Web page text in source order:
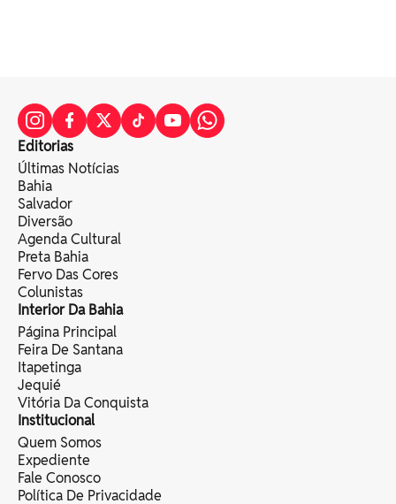
Editorias
Últimas Notícias
Bahia
Salvador
Diversão
Agenda Cultural
Preta Bahia
Fervo Das Cores
Colunistas
Interior Da Bahia
Página Principal
Feira De Santana
Itapetinga
Jequié
Vitória Da Conquista
Institucional
Quem Somos
Expediente
Fale Conosco
Política De Privacidade